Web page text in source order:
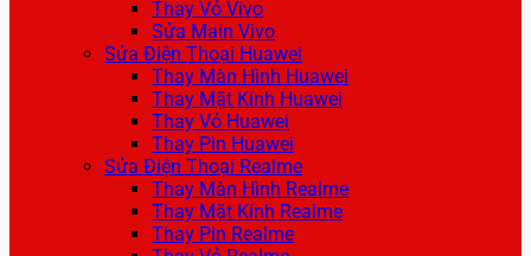
Thay Vỏ Vivo
Sửa Main Vivo
Sửa Điện Thoại Huawei
Thay Màn Hình Huawei
Thay Mặt Kính Huawei
Thay Vỏ Huawei
Thay Pin Huawei
Sửa Điện Thoại Realme
Thay Màn Hình Realme
Thay Mặt Kính Realme
Thay Pin Realme